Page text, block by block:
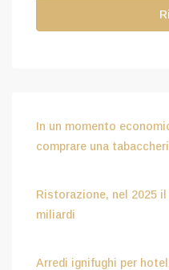
In un momento
comprare una
Ristorazione, nel 2025
miliardi
Arredi ignifughi per